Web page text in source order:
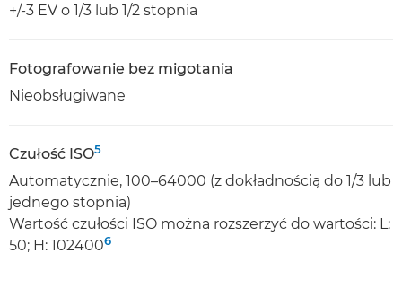
+/-3 EV o 1/3 lub 1/2 stopnia
Fotografowanie bez migotania
Nieobsługiwane
Czułość ISO5
Automatycznie, 100–64000 (z dokładnością do 1/3 lub
jednego stopnia)
Wartość czułości ISO można rozszerzyć do wartości: L:
50; H: 1024006